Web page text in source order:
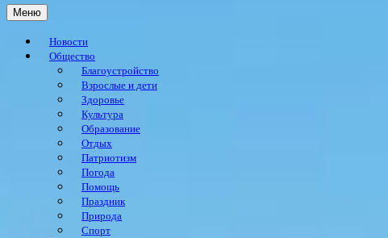
Меню
Новости
Общество
Благоустройство
Взрослые и дети
Здоровье
Культура
Образование
Отдых
Патриотизм
Погода
Помощь
Праздник
Природа
Спорт